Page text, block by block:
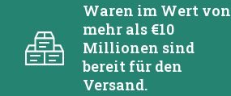
Waren im Wert von
mehr als €10
Millionen sind
bereit für den
Versand.